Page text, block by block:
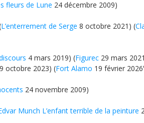
fleurs de Lune 24 décembre 2009)
L’enterrement de Serge 8 octobre 2021) (
4 mars 2019) (Figurec 29 mars
octobre 2023) (Fort Alamo 19 février
24 novembre 2009)
Munch L’enfant terrible de la peinture